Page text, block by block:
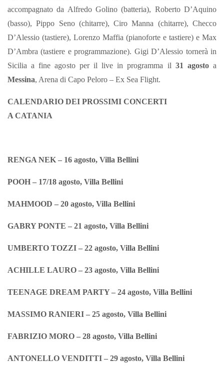
accompagnato da Alfredo Golino (batteria), Roberto D’Aquino
(basso), Pippo Seno (chitarre), Ciro Manna (chitarre), Checco
D’Alessio (tastiere), Lorenzo Maffia (pianoforte e tastiere) e Max
D’Ambra (tastiere e programmazione). Gigi D’Alessio tornerà in
Sicilia a fine agosto per il live in programma il 31 agostoa
Messina, Arena di Capo Peloro – Ex Sea Flight.
CALENDARIO DEI PROSSIMI CONCERTI
A CATANIA
RENGA NEK – 16 agosto, Villa Bellini
POOH – 17/18 agosto, Villa Bellini
MAHMOOD – 20 agosto, Villa Bellini
GABRY PONTE – 21 agosto, Villa Bellini
UMBERTO TOZZI – 22 agosto, Villa Bellini
ACHILLE LAURO – 23 agosto, Villa Bellini
TEENAGE DREAM PARTY – 24 agosto, Villa Bellini
MASSIMO RANIERI – 25 agosto, Villa Bellini
FABRIZIO MORO – 28 agosto, Villa Bellini
ANTONELLO VENDITTI – 29 agosto, Villa Bellini